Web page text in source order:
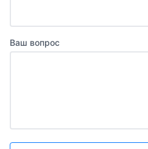
Ваш вопрос